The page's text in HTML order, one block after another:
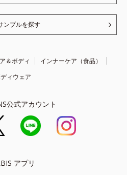
ンプルを探す
＆ボディ
インナーケア（食品）
ィウェア
公式アカウント
アプリ